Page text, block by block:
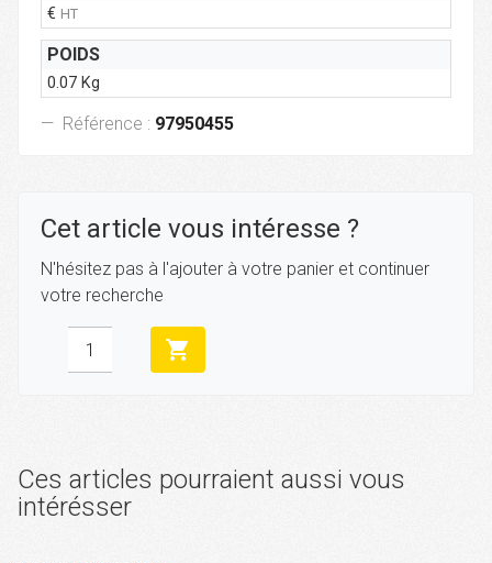
€ HT
POIDS
0.07 Kg
Référence : 97950455
Cet article vous intéresse ?
N'hésitez pas à l'ajouter à votre panier et continuer
votre recherche
shopping_cart
Ces articles pourraient aussi vous
intérésser